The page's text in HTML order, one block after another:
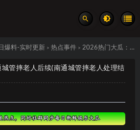
爆料-实时更新 > 热点事件 > 2026热门大瓜：南通城管摔老人后续(南通城管摔老人处理结果) 真实事件汇总
管摔老人后续(南通城管摔老人处理结